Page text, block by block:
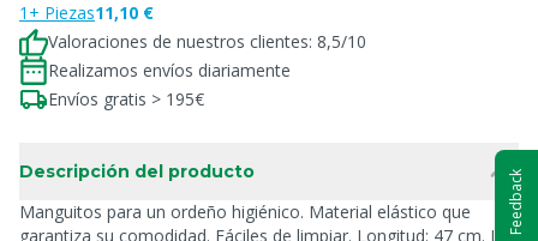
1+ Piezas11,10 €
Valoraciones de nuestros clientes: 8,5/10
Realizamos envíos diariamente
Envíos gratis > 195€
Descripción del producto
Manguitos para un ordeño higiénico. Material elástico que
garantiza su comodidad. Fáciles de limpiar. Longitud: 47 cm. Las
Feedback